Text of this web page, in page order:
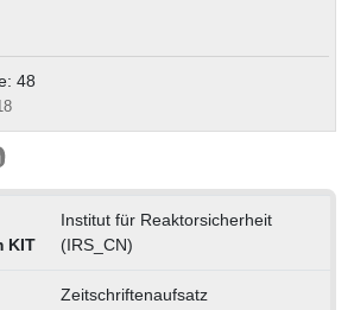
48
KIT
Institut für Reaktorsicherheit
(IRS_CN)
Zeitschriftenaufsatz